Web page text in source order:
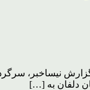
نیساخبر، سرگرد